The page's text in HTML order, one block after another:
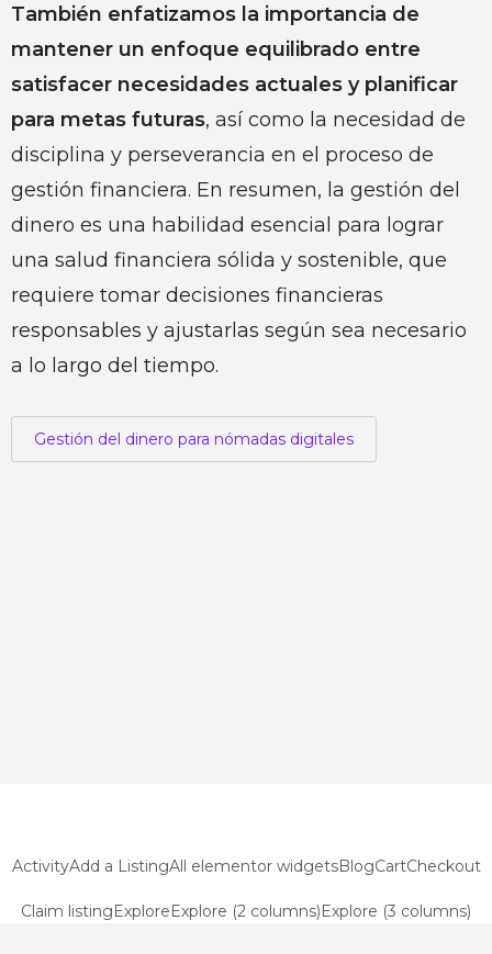
También enfatizamos la importancia de
mantener un enfoque equilibrado entre
satisfacer necesidades actuales y planificar
para metas futuras, así como la necesidad de
disciplina y perseverancia en el proceso de
gestión financiera. En resumen, la gestión del
dinero es una habilidad esencial para lograr
una salud financiera sólida y sostenible, que
requiere tomar decisiones financieras
responsables y ajustarlas según sea necesario
a lo largo del tiempo.
Gestión del dinero para nómadas digitales
ActivityAdd a ListingAll elementor widgetsBlogCartCheckout
Claim listingExploreExplore (2 columns)Explore (3 columns)